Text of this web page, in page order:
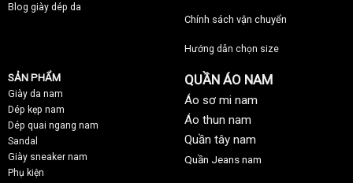
Blog giày dép da
Chính sách vận chuyển
Hướng dẫn chọn size
SẢN PHẨM
Giày da nam
Dép kẹp nam
Dép quai ngang nam
Sandal
Giày sneaker nam
Phụ kiện
QUẦN ÁO NAM
Áo sơ mi nam
Áo thun nam
Quần tây nam
Quần Jeans nam